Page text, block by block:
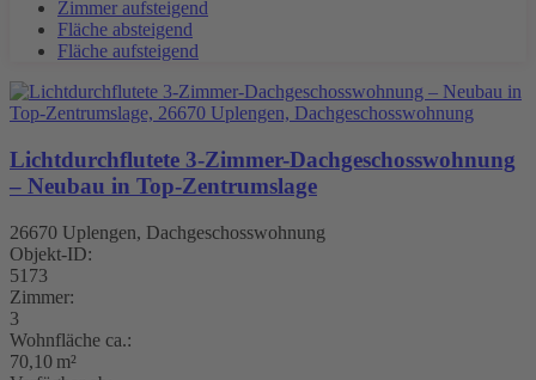
Zimmer aufsteigend
Fläche absteigend
Fläche aufsteigend
Lichtdurchflutete 3-Zimmer-Dachgeschosswohnung
– Neubau in Top-Zentrumslage
26670 Uplengen, Dachgeschosswohnung
Objekt-ID:
5173
Zimmer:
3
Wohnfläche ca.:
70,10 m²